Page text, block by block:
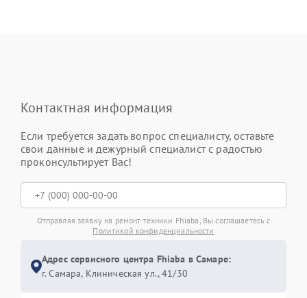
Контактная информация
Если требуется задать вопрос специалисту, оставьте
свои данные и дежурный специалист с радостью
проконсультирует Вас!
Отправляя заявку на ремонт техники Fhiaba, Вы соглашаетесь с
Политикой конфиденциальности
Адрес сервисного центра Fhiaba в Самаре:
г. Самара, Клиническая ул., 41/30